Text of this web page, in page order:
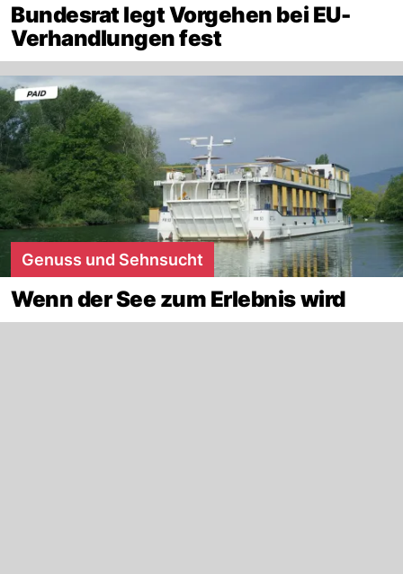
Bundesrat legt Vorgehen bei EU-
Verhandlungen fest
Genuss und Sehnsucht
Wenn der See zum Erlebnis wird